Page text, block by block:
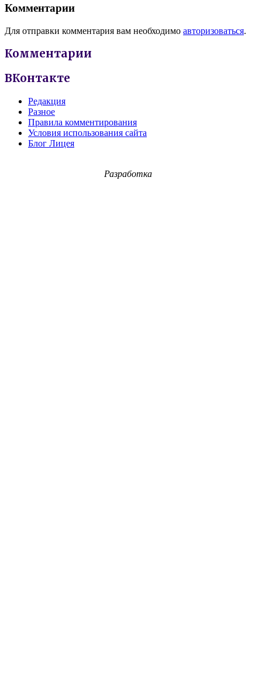
Комментарии
Для отправки комментария вам необходимо авторизоваться.
Комментарии
ВКонтакте
Редакция
Разное
Правила комментирования
Условия использования сайта
Блог Лицея
Разработка